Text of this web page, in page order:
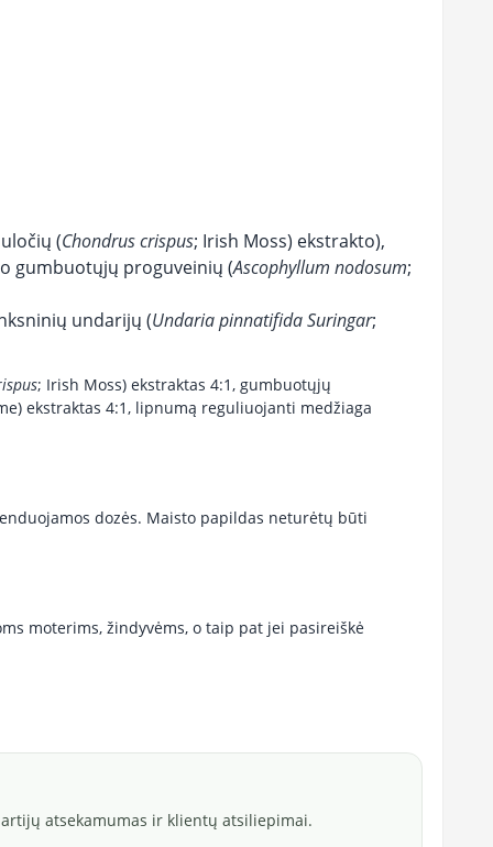
(Chondrus crispus; Irish Moss) ekstrakto),
gumbuotųjų proguveinių (Ascophyllum nodosum;
undarijų (Undaria pinnatifida Suringar;
; Irish Moss) ekstraktas 4:1, gumbuotųjų
ekstraktas 4:1, lipnumą reguliuojanti medžiaga
dozės. Maisto papildas neturėtų būti
moterims, žindyvėms, o taip pat jei pasireiškė
atsekamumas ir klientų atsiliepimai.